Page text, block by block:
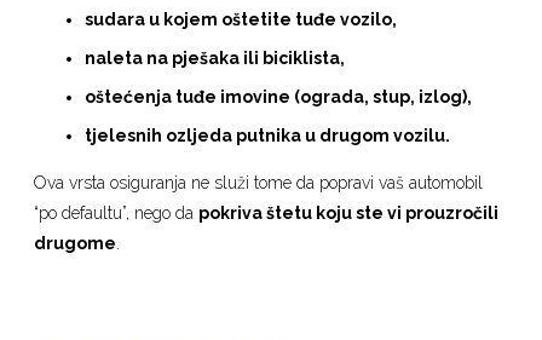
sudara u kojem oštetite tuđe vozilo,
naleta na pješaka ili biciklista,
oštećenja tuđe imovine (ograda, stup, izlog),
tjelesnih ozljeda putnika u drugom vozilu.
Ova vrsta osiguranja ne služi tome da popravi vaš automobil
“po defaultu”, nego da pokriva štetu koju ste vi prouzročili
drugome